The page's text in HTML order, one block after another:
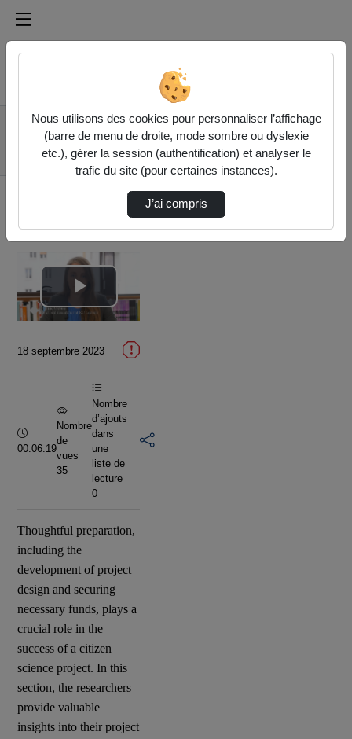
Médiathèque de l'université Paris
Rechercher un média sur Médiathèque de l'université
Accueil
Vidéos
2. Hanne Vrebos,
"Designing your
citizen sci…
Lire
la
vidéo
18 septembre 2023
Durée :
00:06:19
Nombre
de
vues
35
Nombre
d’ajouts
dans
une
liste de
lecture
0
Thoughtful preparation,
including the
development of project
design and securing
necessary funds, plays a
crucial role in the
success of a citizen
science project. In this
section, the researchers
provide valuable
insights into their project
Nous utilisons des cookies pour personnaliser l’affichage
(barre de menu de droite, mode sombre ou dyslexie
etc.), gérer la session (authentification) et analyser le
trafic du site (pour certaines instances).
J’ai compris